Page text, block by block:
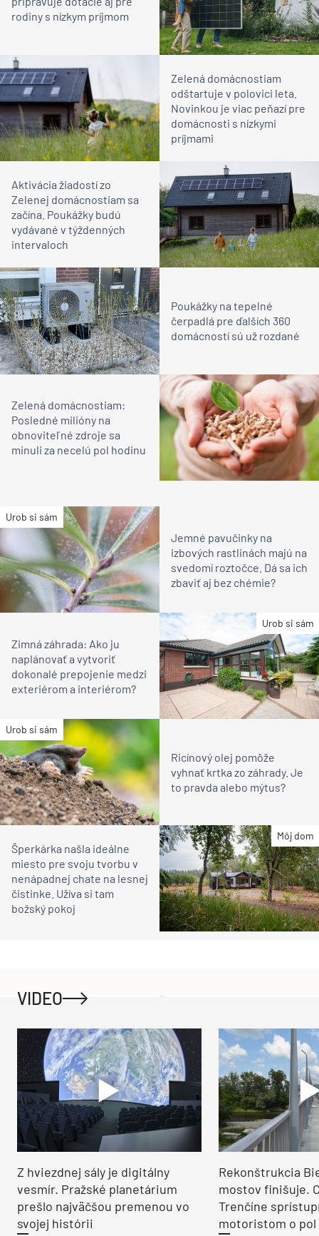
rodiny s nízkym príjmom
Zelená domácnostiam
odštartuje v polovici leta.
Novinkou je viac peňazí pre
domácnosti s nízkymi
príjmami
Aktivácia žiadostí zo
Zelenej domácnostiam sa
začína. Poukážky budú
vydávané v týždenných
intervaloch
Poukážky na tepelné
čerpadlá pre ďalších 360
domácností sú už rozdané
Zelená domácnostiam:
Posledné milióny na
obnoviteľné zdroje sa
minuli za necelú pol hodinu
Urob si sám
Jemné pavučinky na
izbových rastlinách majú na
svedomí roztočce. Dá sa ich
zbaviť aj bez chémie?
Urob si sám
Zimná záhrada: Ako ju
naplánovať a vytvoriť
dokonalé prepojenie medzi
exteriérom a interiérom?
Urob si sám
Ricínový olej pomôže
vyhnať krtka zo záhrady. Je
to pravda alebo mýtus?
Môj dom
Šperkárka našla ideálne
miesto pre svoju tvorbu v
nenápadnej chate na lesnej
čistinke. Užíva si tam
božský pokoj
VIDEO
Z hviezdnej sály je digitálny
vesmír. Pražské planetárium
prešlo najväčšou premenou vo
svojej histórii
Rekonštrukcia
mostov finišuje.
Trenčíne
motoristom o pol